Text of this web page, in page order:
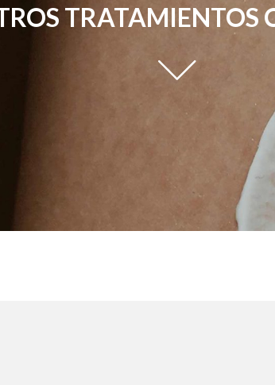
TRATAMIENTOS